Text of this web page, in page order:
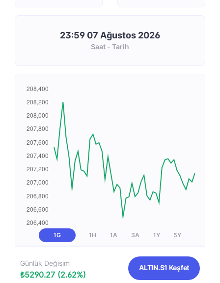
23:59 07 Ağustos 2026
Saat - Tarih
1G 1H 1A 3A 1Y 5Y
Günlük Değişim
₺5290.27 (2.62%)
ALTIN.S1 Keşfet